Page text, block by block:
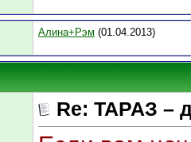
Алина+Рэм (01.04.2013)
Re: ТАРАЗ –